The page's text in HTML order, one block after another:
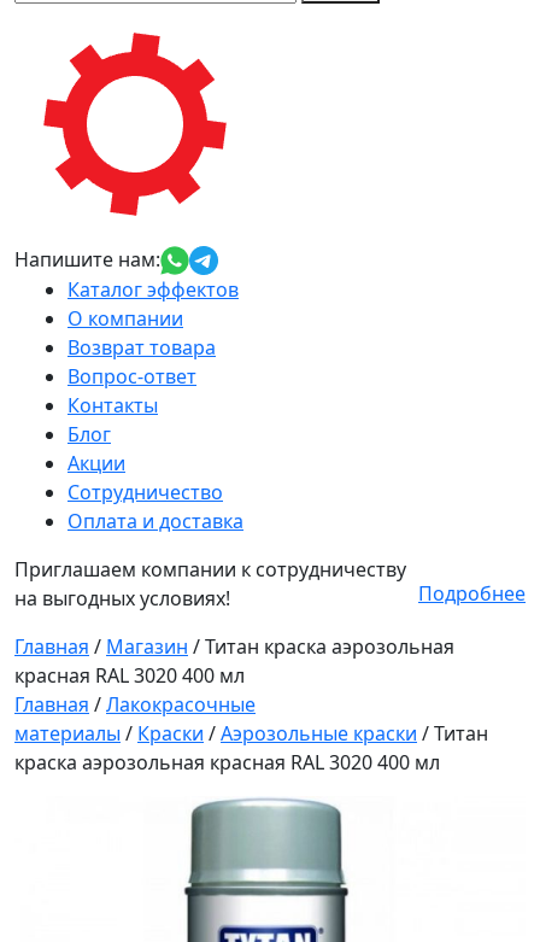
Напишите нам:
Каталог эффектов
О компании
Возврат товара
Вопрос-ответ
Контакты
Блог
Акции
Сотрудничество
Оплата и доставка
Приглашаем компании к сотрудничеству
на выгодных условиях!
Подробнее
Главная / Магазин /Титан краска аэрозольная
красная RAL 3020 400 мл
Главная /Лакокрасочные
материалы / Краски /Аэрозольные краски / Титан
краска аэрозольная красная RAL 3020 400 мл